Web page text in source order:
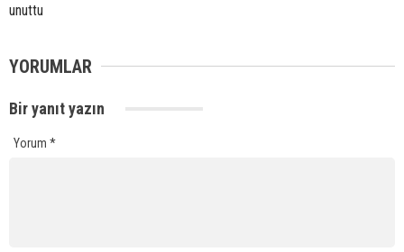
unuttu
YORUMLAR
Bir yanıt yazın
Yorum *